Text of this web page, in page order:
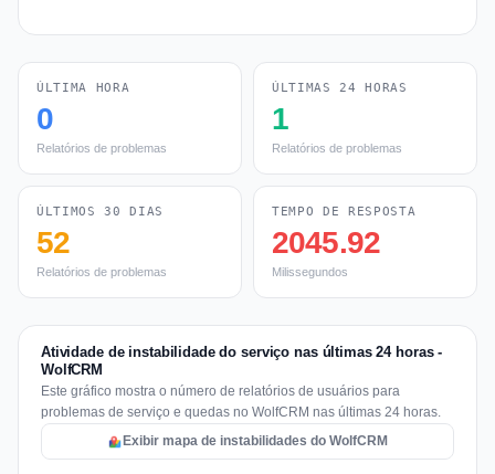
ÚLTIMA HORA
0
Relatórios de problemas
ÚLTIMAS 24 HORAS
1
Relatórios de problemas
ÚLTIMOS 30 DIAS
52
Relatórios de problemas
TEMPO DE RESPOSTA
2045.92
Milissegundos
Atividade de instabilidade do serviço nas últimas 24 horas -
WolfCRM
Este gráfico mostra o número de relatórios de usuários para
problemas de serviço e quedas no WolfCRM nas últimas 24 horas.
Exibir mapa de instabilidades do WolfCRM